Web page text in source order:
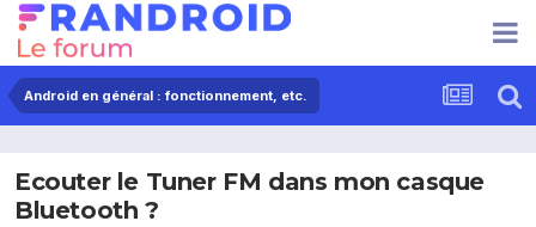
Android en général : fonctionnement, etc.
Ecouter le Tuner FM dans mon casque
Bluetooth ?